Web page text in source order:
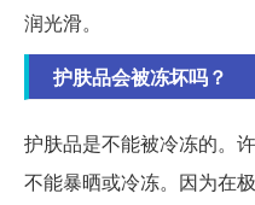
润光滑。
护肤品会被冻坏吗？
护肤品是不能被冷冻的。
不能暴晒或冷冻。因为在